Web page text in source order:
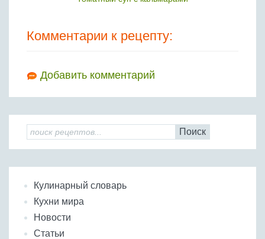
Комментарии к рецепту:
Добавить комментарий
Поиск
Кулинарный словарь
Кухни мира
Новости
Статьи